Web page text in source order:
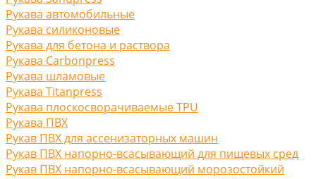
Рукава автомобильные
Рукава силиконовые
Рукава для бетона и раствора
Рукава Carbonpress
Рукава шламовые
Рукава Titanpress
Рукава плоскосворачиваемые TPU
Рукава ПВХ
Рукав ПВХ для ассенизаторных машин
Рукав ПВХ напорно-всасывающий для пищевых сред
Рукав ПВХ напорно-всасывающий морозостойкий